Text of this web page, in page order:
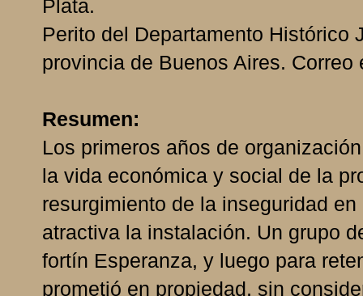
Plata.
Perito del Departamento Histórico
provincia de Buenos Aires.
Resumen:
Los primeros años de
la vida económica y social de la
resurgimiento de la inseguridad
atractiva la instalación. Un grupo
fortín Esperanza, y luego para
prometió en propiedad, sin